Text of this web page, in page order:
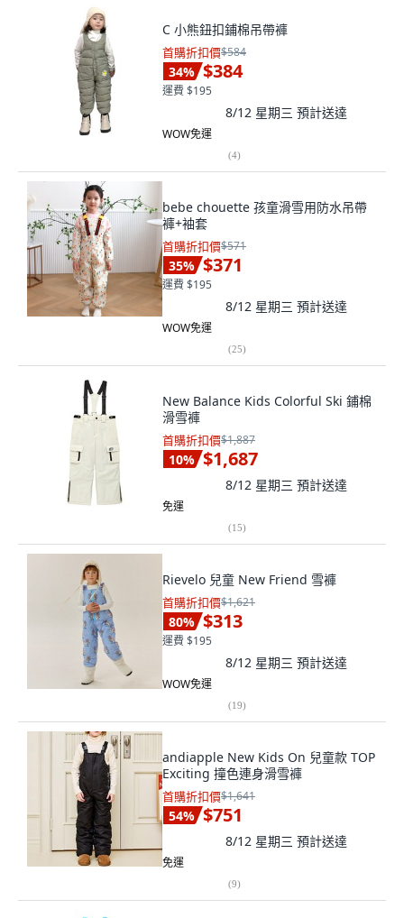
C 小熊鈕扣鋪棉吊帶褲
首購折扣價$584
34% $384
運費 $195
8/12 星期三 預計送達
WOW免運
(4)
bebe chouette 孩童滑雪用防水吊帶
褲+袖套
首購折扣價$571
35% $371
運費 $195
8/12 星期三 預計送達
WOW免運
(25)
New Balance Kids Colorful Ski 鋪棉
滑雪褲
首購折扣價$1,887
10% $1,687
8/12 星期三 預計送達
免運
(15)
Rievelo 兒童 New Friend 雪褲
首購折扣價$1,621
80% $313
運費 $195
8/12 星期三 預計送達
WOW免運
(19)
andiapple New Kids On 兒童款 TOP
Exciting 撞色連身滑雪褲
首購折扣價$1,641
54% $751
8/12 星期三 預計送達
免運
(9)